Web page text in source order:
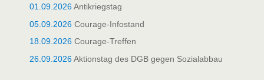
01.09.2026Antikriegstag
05.09.2026 Courage-Infostand
18.09.2026 Courage-Treffen
26.09.2026Aktionstag des DGB gegen Sozialabbau